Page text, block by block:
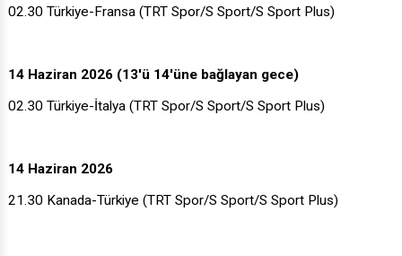
02.30 Türkiye-Fransa (TRT Spor/S Sport/S Sport Plus)
14 Haziran 2026 (13'ü 14'üne bağlayan gece)
02.30 Türkiye-İtalya (TRT Spor/S Sport/S Sport Plus)
21.30 Kanada-Türkiye (TRT Spor/S Sport/S Sport Plus)